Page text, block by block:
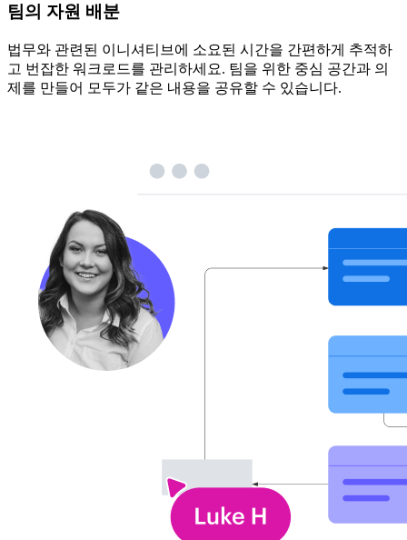
팀의 자원 배분
법무와 관련된 이니셔티브에 소요된 시간을 간편하게 추적하
고 번잡한 워크로드를 관리하세요. 팀을 위한 중심 공간과 의
제를 만들어 모두가 같은 내용을 공유할 수 있습니다.